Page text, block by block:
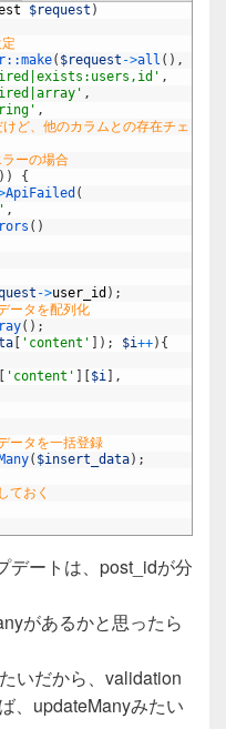
$request )
make( $request ->all ( ) ,
,
,
,
ど、他のカラムとの存在チェック
ーの場合
) )
{
ApiFailed (
,
( )
->user_id ) ;
ータを配列化
( ) ;
[ 'content' ] ) ; $i++) {
[ 'content' ] [$i] ,
ータを一括登録
( $insert_data) ;
ておく
デートは、post_idが分
があるかと思ったら
いだから、validation
、updateManyみたい